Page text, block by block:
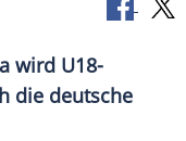
wird U18-
die deutsche